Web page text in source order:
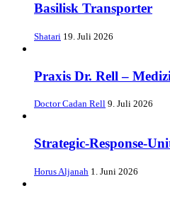
Basilisk Transporter
Shatari 19. Juli 2026
Praxis Dr. Rell –
Doctor Cadan Rell 9. Juli 2026
Strategic-Response-
Horus Aljanah 1. Juni 2026